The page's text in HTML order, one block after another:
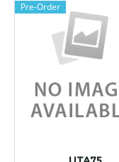
Pre-Order